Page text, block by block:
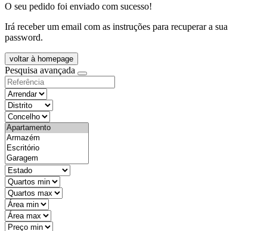
O seu pedido foi enviado com sucesso!
Irá receber um email com as instruções para recuperar a sua
password.
voltar à homepage
Pesquisa avançada
objective
districtId
countyId
types
state
mintypo
maxtypo
minarea
maxarea
minprice